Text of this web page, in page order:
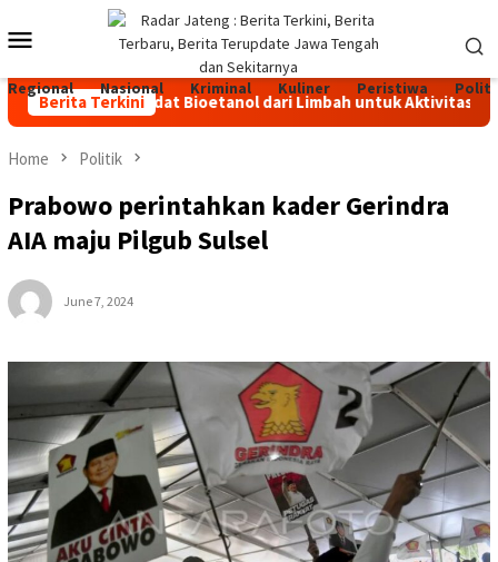
to
Mobile
Menu
Regional Nasional Kriminal Kuliner Peristiwa
Berita Terkini
Bakar Padat Bioetanol dari Limbah untuk Aktivitas Outdoor
Home Politik
Prabowo perintahkan kader Gerindra
AIA maju Pilgub Sulsel
June 7, 2024